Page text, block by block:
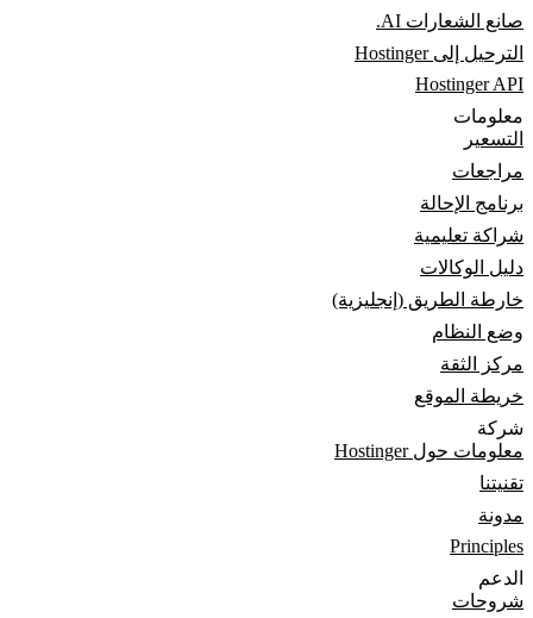
صانع الشعارات AI.
الترحيل إلى Hostinger
Hostinger API
معلومات
التسعير
مراجعات
برنامج الإحالة
شراكة تعليمية
دليل الوكالات
خارطة الطريق (إنجليزية)
وضع النظام
مركز الثقة
خريطة الموقع
شركة
معلومات حول Hostinger
تقنيتنا
مدونة
Principles
الدعم
شروحات